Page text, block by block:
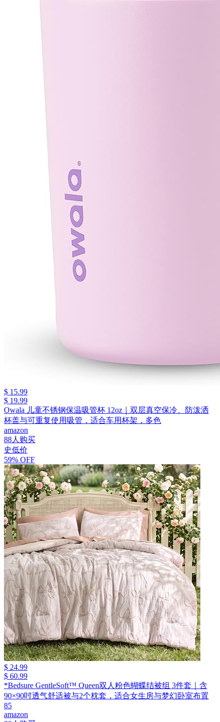
$ 15.99
$ 19.99
Owala 儿童不锈钢保温吸管杯 12oz｜双层真空保冷、防泼洒
杯盖与可重复使用吸管，适合车用杯架，多色
amazon
88人购买
史低价
59% OFF
$ 24.99
$ 60.99
*Bedsure GentleSoft™ Queen双人粉色蝴蝶结被组 3件套｜含
90×90吋透气舒适被与2个枕套，适合女生房与梦幻卧室布置
85
amazon